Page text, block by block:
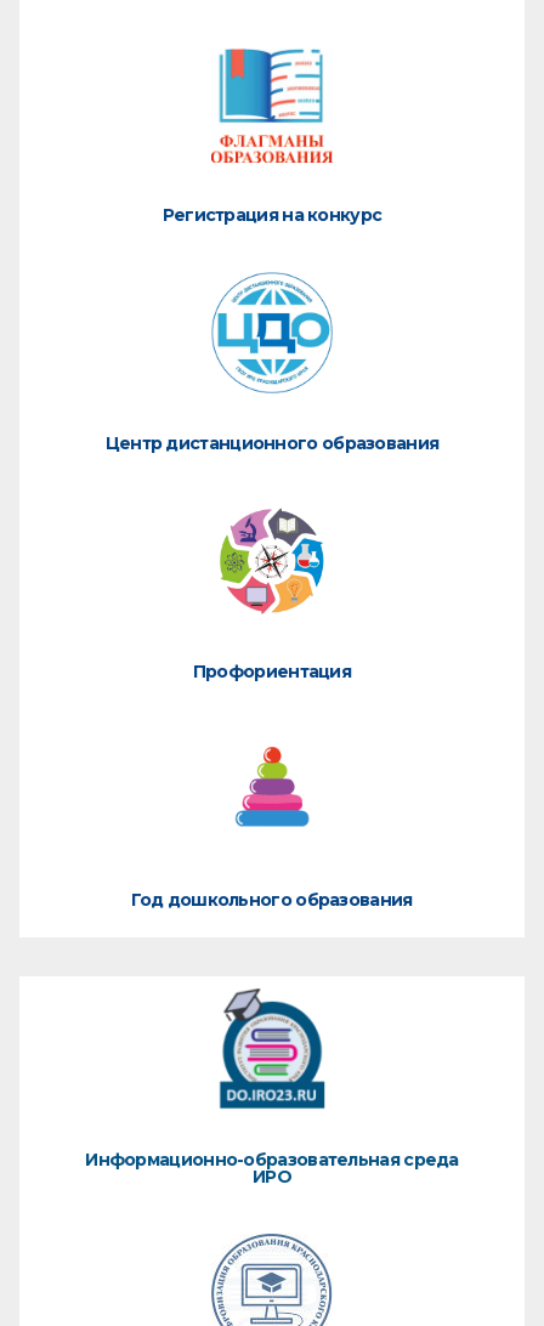
Регистрация на конкурс
Центр дистанционного образования
Профориентация
Год дошкольного образования
Информационно-образовательная среда
ИРО